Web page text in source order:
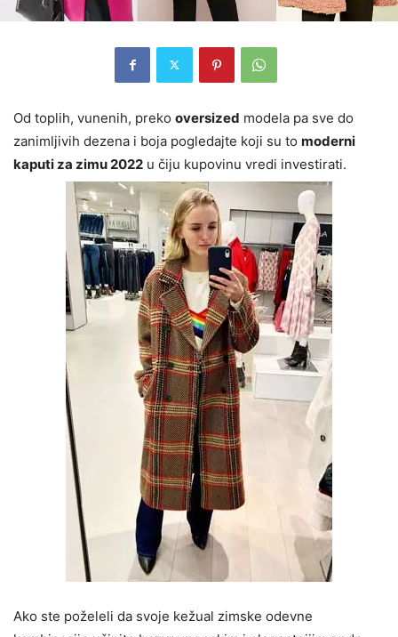
Od toplih, vunenih, preko oversized modela pa sve do
zanimljivih dezena i boja pogledajte koji su to moderni
kaputi za zimu 2022 u čiju kupovinu vredi investirati.
Ako ste poželeli da svoje kežual zimske odevne